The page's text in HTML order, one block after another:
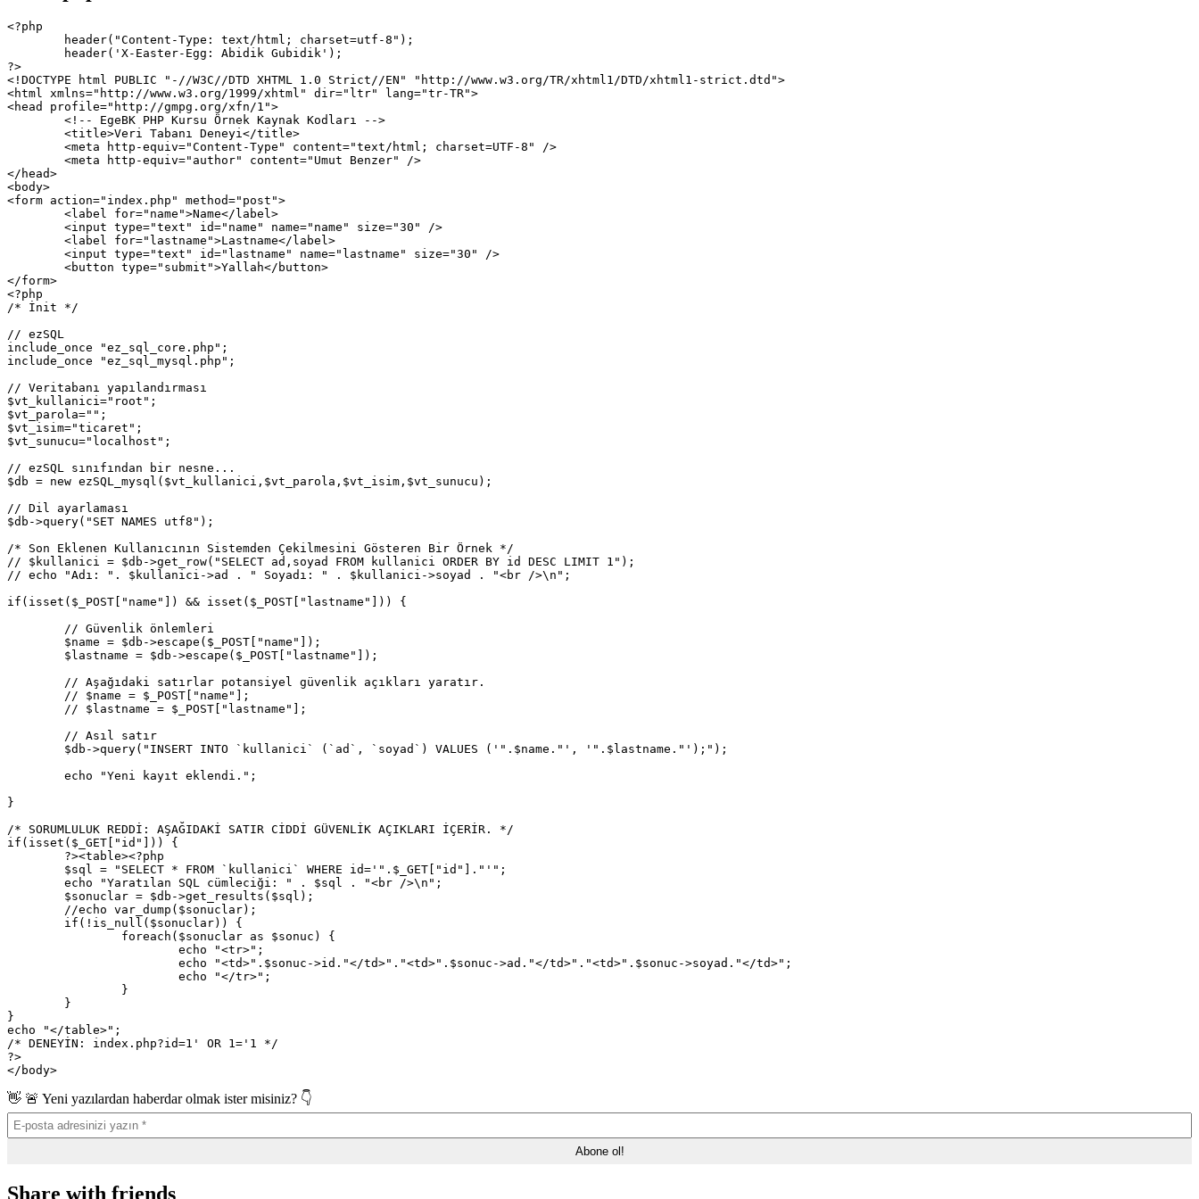
<?php
?>
<!DOCTYPE html PUBLIC "-//W3C//DTD XHTML 1.0 Strict//EN" "http://www.w3.org/TR/xhtml1/DTD/xhtml1-strict.dtd">
<html xmlns="http://www.w3.org/1999/xhtml" dir="ltr" lang="tr-TR">
<head profile="http://gmpg.org/xfn/1">
</head>
<body>
<form action="index.php" method="post">
</form>
<?php
/* İnit */
// ezSQL
include_once "ez_sql_core.php";
include_once "ez_sql_mysql.php";
// Veritabanı yapılandırması
$vt_kullanici="root";
$vt_parola="";
$vt_isim="ticaret";
$vt_sunucu="localhost";
// ezSQL sınıfından bir nesne...
$db = new ezSQL_mysql($vt_kullanici,$vt_parola,$vt_isim,$vt_sunucu);
// Dil ayarlaması
$db->query("SET NAMES utf8");
/* Son Eklenen Kullanıcının Sistemden Çekilmesini Gösteren Bir Örnek */
// $kullanici = $db->get_row("SELECT ad,soyad FROM kullanici ORDER BY id DESC LIMIT 1");
// echo "Adı: ". $kullanici->ad . " Soyadı: " . $kullanici->soyad . "<br />\n";
if(isset($_POST["name"]) && isset($_POST["lastname"])) {
}
/* SORUMLULUK REDDİ: AŞAĞIDAKİ SATIR CİDDİ GÜVENLİK AÇIKLARI İÇERİR. */
if(isset($_GET["id"])) {
}
echo "</table>";
/* DENEYİN: index.php?id=1' OR 1='1 */
?>
👋 🚨 Yeni yazılardan haberdar olmak ister misiniz? 👇
Share with friends